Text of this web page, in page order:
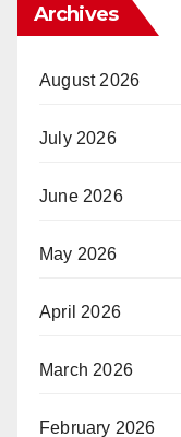
Archives
August 2026
July 2026
June 2026
May 2026
April 2026
March 2026
February 2026